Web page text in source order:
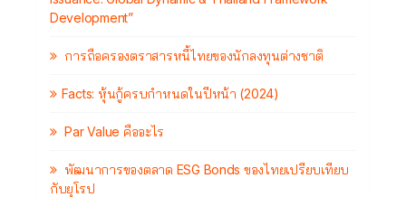
Development”
การถือครองตราสารหนี้ไทยของนักลงทุนต่างชาติ
Facts: หุ้นกู้ครบกำหนดในปีหน้า (2024)
Par Value คืออะไร
พัฒนาการของตลาด ESG Bonds ของไทยเปรียบเทียบ
กับยุโรป